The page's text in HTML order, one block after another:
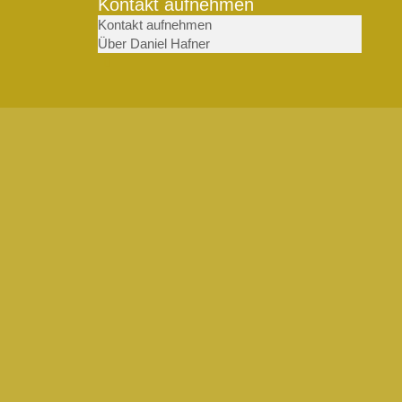
Kontakt aufnehmen
Kontakt aufnehmen
Über Daniel Hafner